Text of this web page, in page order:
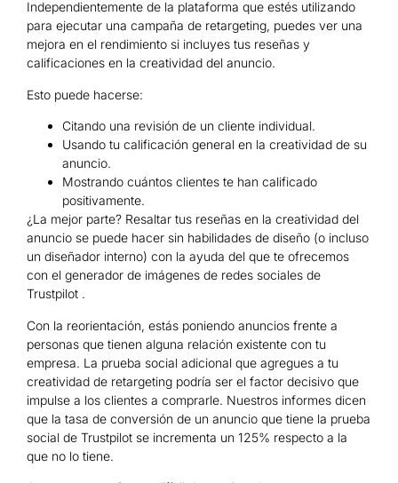
Independientemente de la plataforma que estés utilizando
para ejecutar una campaña de retargeting, puedes ver una
mejora en el rendimiento si incluyes tus reseñas y
calificaciones en la creatividad del anuncio.
Esto puede hacerse:
Citando una revisión de un cliente individual.
Usando tu calificación general en la creatividad de su
anuncio.
Mostrando cuántos clientes te han calificado
positivamente.
¿La mejor parte? Resaltar tus reseñas en la creatividad del
anuncio se puede hacer sin habilidades de diseño (o incluso
un diseñador interno) con la ayuda del que te ofrecemos
con el generador de imágenes de redes sociales de
Trustpilot .
Con la reorientación, estás poniendo anuncios frente a
personas que tienen alguna relación existente con tu
empresa. La prueba social adicional que agregues a tu
creatividad de retargeting podría ser el factor decisivo que
impulse a los clientes a comprarle. Nuestros informes dicen
que la tasa de conversión de un anuncio que tiene la prueba
social de Trustpilot se incrementa un 125% respecto a la
que no lo tiene.